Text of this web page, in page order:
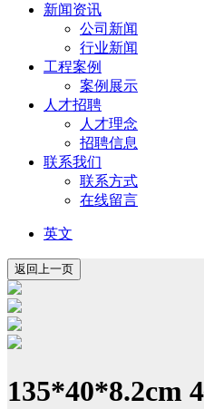
新闻资讯
公司新闻
行业新闻
工程案例
案例展示
人才招聘
人才理念
招聘信息
联系我们
联系方式
在线留言
英文
135*40*8.2cm